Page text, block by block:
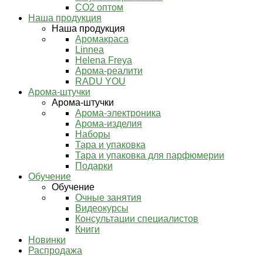
СО2 оптом
Наша продукция
Наша продукция
Аромакраса
Linnea
Helena Freya
Арома-реалити
RADU YOU
Арома-штучки
Арома-штучки
Арома-электроника
Арома-изделия
Наборы
Тара и упаковка
Тара и упаковка для парфюмерии
Подарки
Обучение
Обучение
Очные занятия
Видеокурсы
Консультации специалистов
Книги
Новинки
Распродажа